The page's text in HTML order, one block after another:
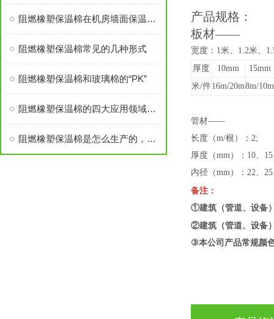
阻燃橡塑保温棉在机房墙面保温中应有多厚？
阻燃橡塑保温棉常见的几种形式
阻燃橡塑保温棉和玻璃棉的“PK”
阻燃橡塑保温棉的四大应用领域简析
阻燃橡塑保温棉是怎么生产的，对人体有害吗？
产品规格：
板材——
宽度：1米、1.2米、
厚度
10mm
15mm
米/件16m/20m8m/10m
管材——
长度（m/根）：2;
厚度（mm）：10、
内径（mm）：22、
备注：
①建筑（管道、设备
②建筑（管道、设备
③本公司 产品常规颜